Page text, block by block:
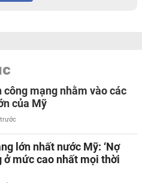
công mạng nhằm vào các
của Mỹ
lớn nhất nước Mỹ: ‘Nợ
ở mức cao nhất mọi thời